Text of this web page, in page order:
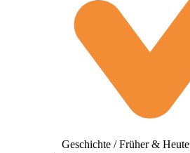
Geschichte / Früher & Heute